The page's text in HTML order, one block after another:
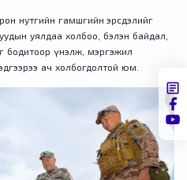
нутгийн гамшгийн эрсдэлийг
уялдаа холбоо, бэлэн байдал,
бодитоор үнэлж, мэргэжил
ач холбогдолтой юм.